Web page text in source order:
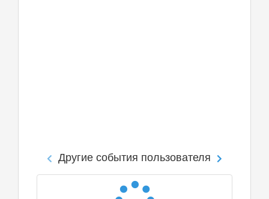
Другие события пользователя